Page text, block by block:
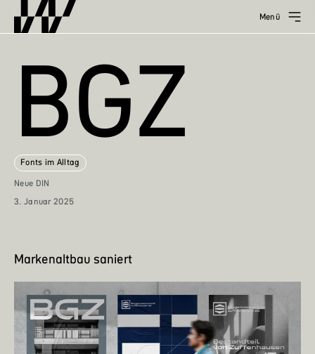
Menü
BGZ
Fonts im Alltag
Neue DIN
3. Januar 2025
Markenaltbau saniert